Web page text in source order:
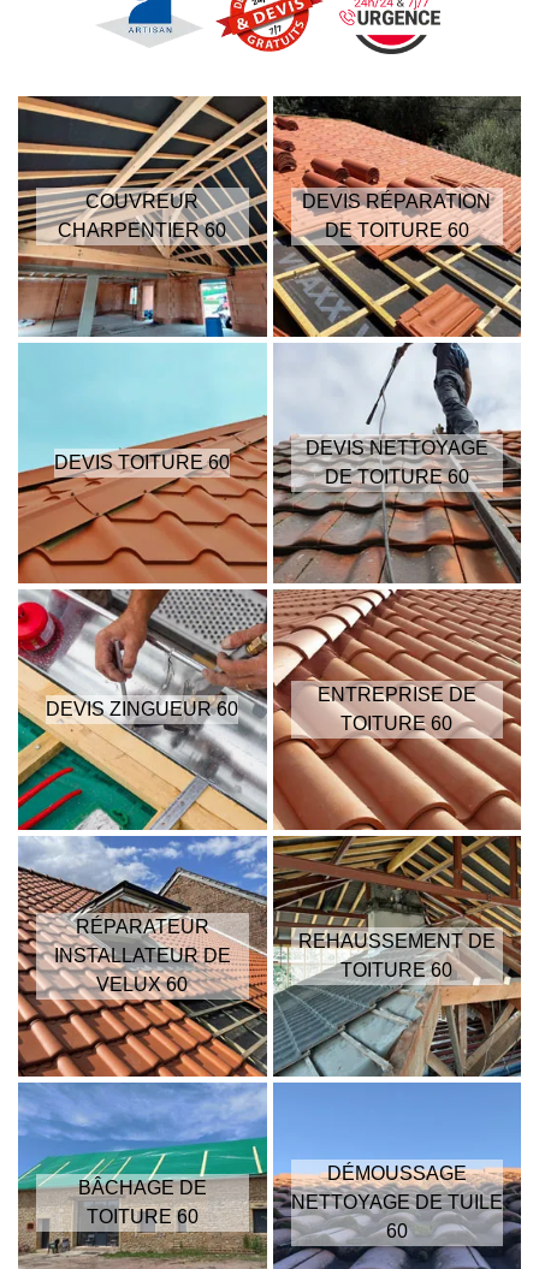
COUVREUR
CHARPENTIER 60
DEVIS RÉPARATION
DE TOITURE 60
DEVIS TOITURE 60
DEVIS NETTOYAGE
DE TOITURE 60
DEVIS ZINGUEUR 60
ENTREPRISE DE
TOITURE 60
RÉPARATEUR
INSTALLATEUR DE
VELUX 60
REHAUSSEMENT DE
TOITURE 60
BÂCHAGE DE
TOITURE 60
DÉMOUSSAGE
NETTOYAGE DE TUILE
60